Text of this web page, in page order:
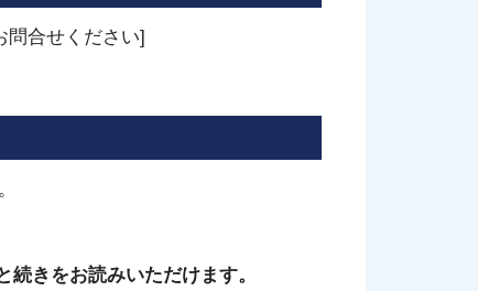
合せください]
続きをお読みいただけます。